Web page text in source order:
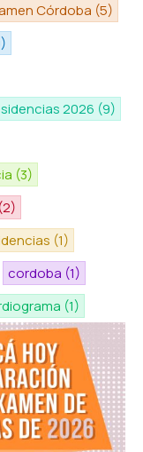
Córdoba (5)
2026 (9)
(3)
(2)
(1)
cordoba (1)
(1)